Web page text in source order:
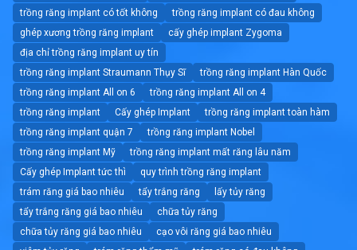
trồng răng implant có tốt không
trồng răng implant có đau không
ghép xương trồng răng implant
cấy ghép implant Zygoma
địa chỉ trồng răng implant uy tín
trồng răng implant Straumann Thụy Sĩ
trồng răng implant Hàn Quốc
trồng răng implant All on 6
trồng răng implant All on 4
trồng răng implant
Cấy ghép Implant
trồng răng implant toàn hàm
trồng răng implant quận 7
trồng răng implant Nobel
trồng răng implant Mỹ
trồng răng implant mất răng lâu năm
Cấy ghép Implant tức thì
quy trình trồng răng implant
trám răng giá bao nhiêu
tẩy trắng răng
lấy tủy răng
tẩy trắng răng giá bao nhiêu
chữa tủy răng
chữa tủy răng giá bao nhiêu
cạo vôi răng giá bao nhiêu